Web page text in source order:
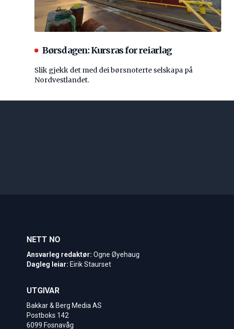
Børsdagen: Kursras for reiarlag
Slik gjekk det med dei børsnoterte selskapa på
Nordvestlandet.
NETT NO
Ansvarleg redaktør: Ogne Øyehaug
Dagleg leiar: Eirik Staurset
UTGIVAR
Bakkar & Berg Media AS
Postboks 142
6099 Fosnavåg